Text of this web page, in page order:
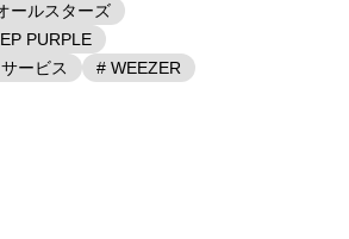
ールスターズ
PURPLE
ービス
# WEEZER